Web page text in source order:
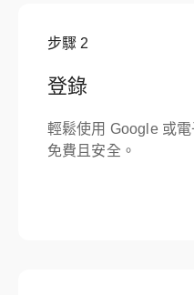
步驟 2
登錄
輕鬆使用 Google 或
免費且安全。